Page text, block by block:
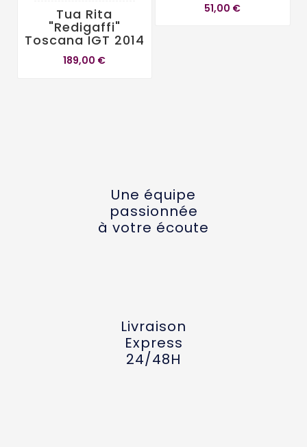
Tua Rita
"Redigaffi"
Toscana IGT 2014
189,00 €
51,00 €
Une équipe
passionnée
à votre écoute
Livraison
Express
24/48H